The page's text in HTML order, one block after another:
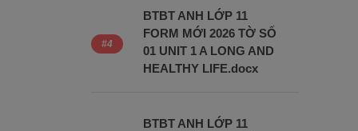
BTBT ANH LỚP 11
FORM MỚI 2026 TỜ SỐ
01 UNIT 1 A LONG AND
HEALTHY LIFE.docx
BTBT ANH LỚP 11